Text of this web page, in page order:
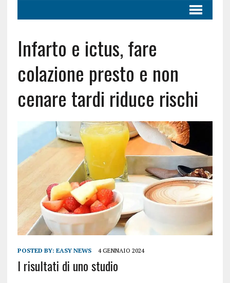
Infarto e ictus, fare
colazione presto e non
cenare tardi riduce rischi
POSTED BY: EASY NEWS 4 GENNAIO 2024
I risultati di uno studio